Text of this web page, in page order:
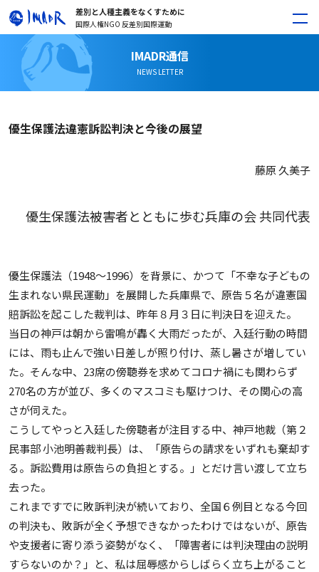
差別と人種主義をなくすために
国際人権NGO 反差別国際運動
IMADR通信
NEWS LETTER
優生保護法違憲訴訟判決と今後の展望
藤原 久美子
優生保護法被害者とともに歩む兵庫の会 共同代表
優生保護法（1948～1996）を背景に、かつて「不幸な子どもの
生まれない県民運動」を展開した兵庫県で、原告５名が違憲国
賠訴訟を起こした裁判は、昨年８月３日に判決日を迎えた。
当日の神戸は朝から雷鳴が轟く大雨だったが、入廷行動の時間
には、雨も止んで強い日差しが照り付け、蒸し暑さが増してい
た。そんな中、23席の傍聴券を求めてコロナ禍にも関わらず
270名の方が並び、多くのマスコミも駆けつけ、その関心の高
さが伺えた。
こうしてやっと入廷した傍聴者が注目する中、神戸地裁（第２
民事部 小池明善裁判長）は、「原告らの請求をいずれも棄却す
る。訴訟費用は原告らの負担とする。」とだけ言い渡して立ち
去った。
これまですでに敗訴判決が続いており、全国６例目となる今回
の判決も、敗訴が全く予想できなかったわけではないが、原告
や支援者に寄り添う姿勢がなく、「障害者には判決理由の説明
すらないのか？」と、私は屈辱感からしばらく立ち上がること